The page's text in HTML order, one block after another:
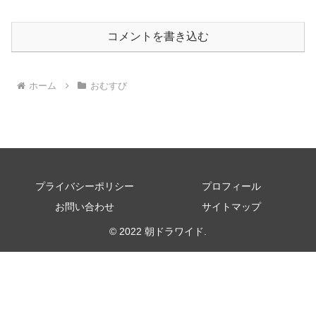
コメントを書き込む
ホーム おむすび
プライバシーポリシー
プロフィール
お問い合わせ
サイトマップ
© 2022 朝ドラワイド.